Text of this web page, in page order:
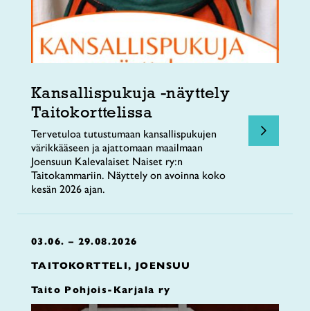
Kansallispukuja -näyttely
Taitokorttelissa
Tervetuloa tutustumaan kansallispukujen
värikkääseen ja ajattomaan maailmaan
Joensuun Kalevalaiset Naiset ry:n
Taitokammariin. Näyttely on avoinna koko
kesän 2026 ajan.
03.06. – 29.08.2026
TAITOKORTTELI, JOENSUU
Taito Pohjois-Karjala ry